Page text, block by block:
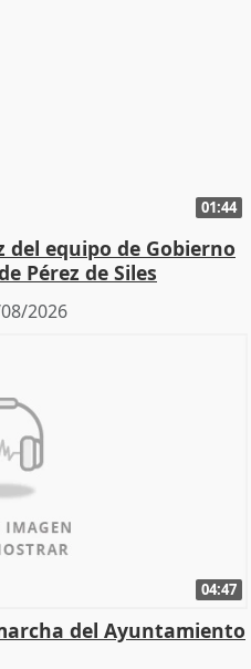
01:44
del equipo de Gobierno
Pérez de Siles
2026
04:47
del Ayuntamiento